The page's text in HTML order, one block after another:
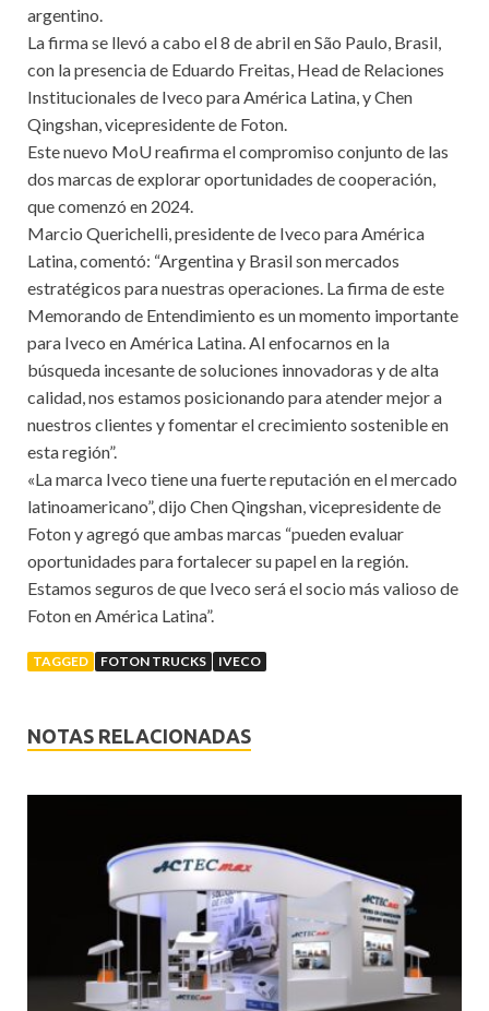
argentino.
La firma se llevó a cabo el 8 de abril en São Paulo, Brasil,
con la presencia de Eduardo Freitas, Head de Relaciones
Institucionales de Iveco para América Latina, y Chen
Qingshan, vicepresidente de Foton.
Este nuevo MoU reafirma el compromiso conjunto de las
dos marcas de explorar oportunidades de cooperación,
que comenzó en 2024.
Marcio Querichelli, presidente de Iveco para América
Latina, comentó: “Argentina y Brasil son mercados
estratégicos para nuestras operaciones. La firma de este
Memorando de Entendimiento es un momento importante
para Iveco en América Latina. Al enfocarnos en la
búsqueda incesante de soluciones innovadoras y de alta
calidad, nos estamos posicionando para atender mejor a
nuestros clientes y fomentar el crecimiento sostenible en
esta región”.
«La marca Iveco tiene una fuerte reputación en el mercado
latinoamericano”, dijo Chen Qingshan, vicepresidente de
Foton y agregó que ambas marcas “pueden evaluar
oportunidades para fortalecer su papel en la región.
Estamos seguros de que Iveco será el socio más valioso de
Foton en América Latina”.
TAGGED FOTON TRUCKS IVECO
NOTAS RELACIONADAS